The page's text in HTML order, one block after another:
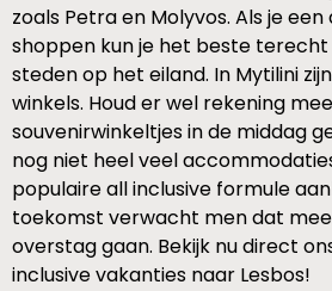
zoals Petra en Molyvos. Als je
shoppen kun je het beste
steden op het eiland. In Mytilini
winkels. Houd er wel rekening
souvenirwinkeltjes in de middag
nog niet heel veel
populaire all inclusive formule
toekomst verwacht men dat
overstag gaan. Bekijk nu direct
inclusive vakanties naar Lesbos!